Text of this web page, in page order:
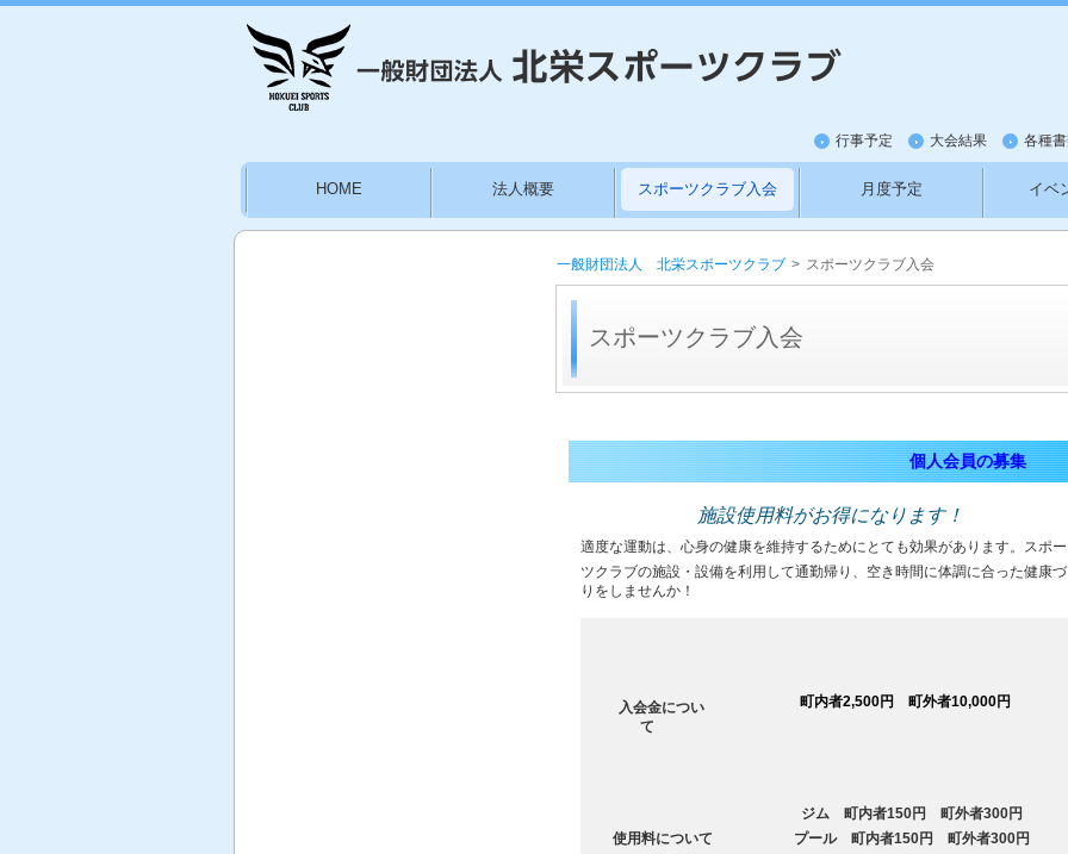
各種
大会結果
行事予定
HOME 法人概要 スポーツクラブ入会 月度予定 イベ
お問い合わせ 施設紹介 新料金 ワットバイクの利用方法 お
一般財団法人 北栄スポーツクラブ > スポーツクラブ入会
スポーツクラブ入会
個人会員の募集
施設使用料がお得になります！
適度な運動は、心身の健康を維持するためにとても効果があります。スポー
ツクラブの施設・設備を利用して通勤帰り、空き時間に体調に合った健康
りをしませんか！
入会金につい
て
町内者2,500円 町外者10,000円
使用料について
ジム 町内者150円 町外者300円
プール 町内者150円 町外者300円